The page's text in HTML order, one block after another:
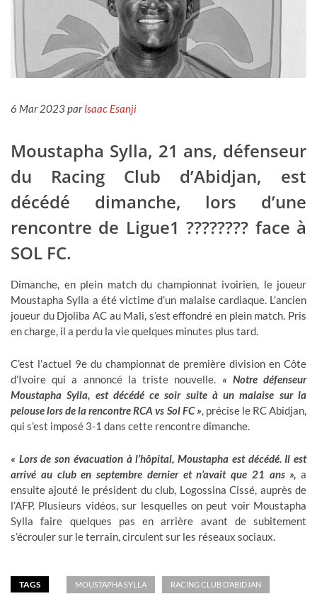
MATCHES
GROUPS
TEAMS
VENUES
PREDICTION SHEET
STATISTICS
Main Menu
MÒDVI
KILTI
BIZNIS
MÒD/BOTE
ESPÒ
GADGET
AKTYALITE
6 Mar 2023 parIsaac Esanji
Moustapha Sylla, 21 ans, défenseur
du Racing Club d’Abidjan, est
décédé dimanche, lors d’une
rencontre de Ligue1 ???????? face à
SOL FC.
Dimanche, en plein match du championnat ivoirien, le joueur
Moustapha Sylla a été victime d’un malaise cardiaque. L’ancien
joueur du Djoliba AC au Mali, s’est effondré en plein match. Pris
en charge, il a perdu la vie quelques minutes plus tard.
C’est l’actuel 9e du championnat de première division en Côte
d’Ivoire qui a annoncé la triste nouvelle. « Notre défenseur
Moustapha Sylla, est décédé ce soir suite à un malaise sur la
pelouse lors de la rencontre RCA vs Sol FC », précise le RC Abidjan,
qui s’est imposé 3-1 dans cette rencontre dimanche.
« Lors de son évacuation à l’hôpital, Moustapha est décédé. Il est
arrivé au club en septembre dernier et n’avait que 21 ans », a
ensuite ajouté le président du club, Logossina Cissé, auprès de
l’AFP. Plusieurs vidéos, sur lesquelles on peut voir Moustapha
Sylla faire quelques pas en arrière avant de subitement
s’écrouler sur le terrain, circulent sur les réseaux sociaux.
TAGS MOUSTAPHA SYLLA RACING CLUB D’ABIDJAN